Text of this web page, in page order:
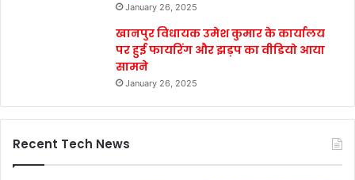
January 26, 2025
खानपुर विधायक उमेश कुमार के कार्यालय
पर हुई फायरिंग और झड़प का वीडियो आया
सामने
January 26, 2025
Recent Tech News